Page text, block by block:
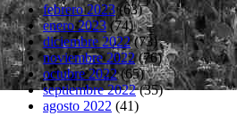
febrero 2023(63)
enero 2023(74)
diciembre 2022(73)
noviembre 2022(76)
octubre 2022(65)
septiembre 2022(35)
agosto 2022 (41)